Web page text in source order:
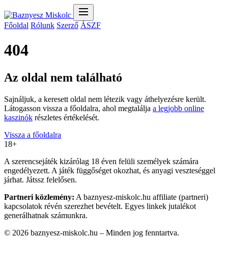
Főoldal Rólunk Szerző ÁSZF
404
Az oldal nem található
Sajnáljuk, a keresett oldal nem létezik vagy áthelyezésre került.
Látogasson vissza a főoldalra, ahol megtalálja a legjobb online
kaszinók részletes értékelését.
Vissza a főoldalra
18+
A szerencsejáték kizárólag 18 éven felüli személyek számára
engedélyezett. A játék függőséget okozhat, és anyagi veszteséggel
járhat. Játssz felelősen.
Partneri közlemény: A baznyesz-miskolc.hu affiliate (partneri)
kapcsolatok révén szerezhet bevételt. Egyes linkek jutalékot
generálhatnak számunkra.
© 2026 baznyesz-miskolc.hu – Minden jog fenntartva.